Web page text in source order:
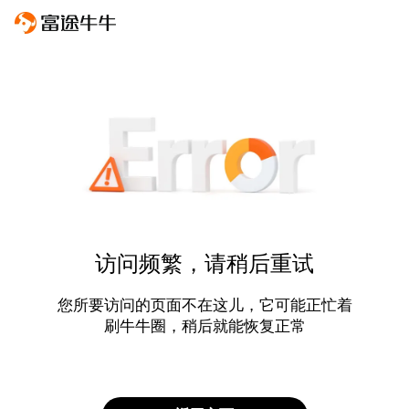
访问频繁，请稍后重试
您所要访问的页面不在这儿，它可能正忙着
刷牛牛圈，稍后就能恢复正常